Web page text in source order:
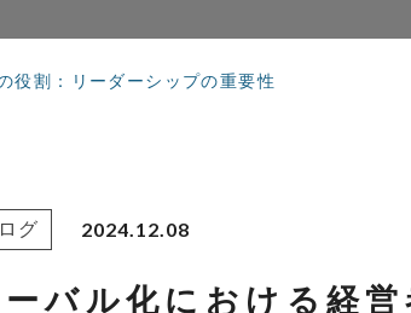
役割：リーダーシップの重要性
グ 2024.12.08
バル化における経